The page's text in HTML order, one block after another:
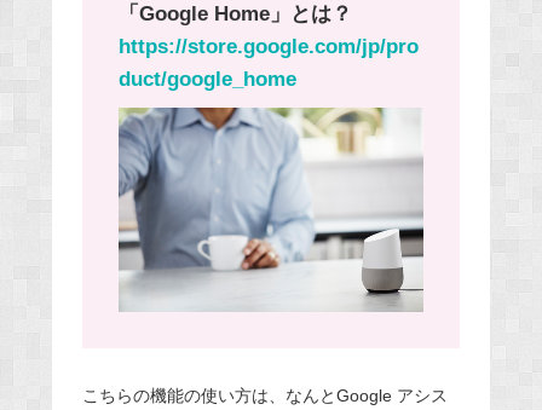
「Google Home」とは？
https://store.google.com/jp/pro
duct/google_home
こちらの機能の使い方は、なんとGoogle アシス